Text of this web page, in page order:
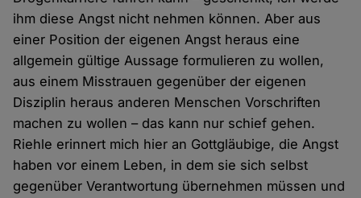
ihm diese Angst nicht nehmen können. Aber aus
einer Position der eigenen Angst heraus eine
allgemein gültige Aussage formulieren zu wollen,
aus einem Misstrauen gegenüber der eigenen
Disziplin heraus anderen Menschen Vorschriften
machen zu wollen – das kann nur schief gehen.
Riehle erinnert mich hier an Gottgläubige, die Angst
haben vor einem Leben, in dem sie sich selbst
gegenüber Verantwortung übernehmen müssen und